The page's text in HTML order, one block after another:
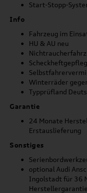
Start-Stopp-
Info
Fahrzeug im
HU & AU neu
Winterräder
Typprüfland
Garantie
24 Monate
Erstauslieferung
Sonstiges
optional Audi
Ingolstadt für 36